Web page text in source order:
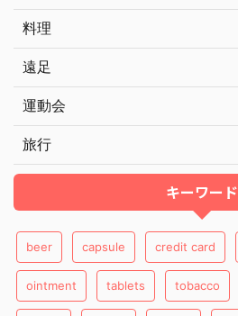
料理
遠足
運動会
旅行
キーワード
beer capsule credit card
ointment tablets tobacco